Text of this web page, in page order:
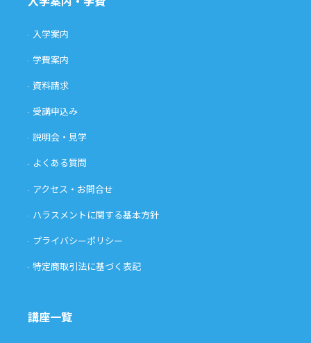
入学案内
学費案内
資料請求
受講申込み
説明会・見学
よくある質問
アクセス・お問合せ
ハラスメントに関する基本方針
プライバシーポリシー
特定商取引法に基づく表記
講座一覧